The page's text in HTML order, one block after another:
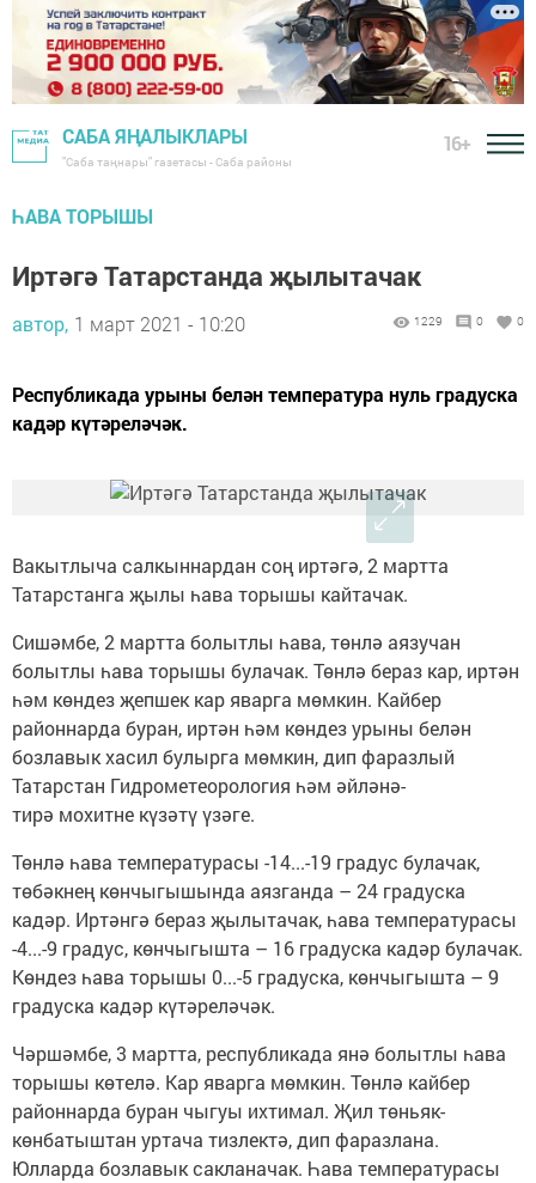
САБА ЯҢАЛЫКЛАРЫ
"Саба таңнары" газетасы - Саба районы
16+
ҺАВА ТОРЫШЫ
Иртәгә Татарстанда җылытачак
автор, 1 март 2021 - 10:20 1229 0 0
Республикада урыны белән температура нуль градуска
кадәр күтәреләчәк.
Вакытлыча салкыннардан соң иртәгә, 2 мартта
Татарстанга җылы һава торышы кайтачак.
Сишәмбе, 2 мартта болытлы һава, төнлә аязучан
болытлы һава торышы булачак. Төнлә бераз кар, иртән
һәм көндез җепшек кар яварга мөмкин. Кайбер
районнарда буран, иртән һәм көндез урыны белән
бозлавык хасил булырга мөмкин, дип фаразлый
Татарстан Гидрометеорология һәм әйләнә-
тирә мохитне күзәтү үзәге.
Төнлә һава температурасы -14...-19 градус булачак,
төбәкнең көнчыгышында аязганда – 24 градуска
кадәр. Иртәнгә бераз җылытачак, һава температурасы
-4...-9 градус, көнчыгышта – 16 градуска кадәр булачак.
Көндез һава торышы 0...-5 градуска, көнчыгышта – 9
градуска кадәр күтәреләчәк.
Чәршәмбе, 3 мартта, республикада янә болытлы һава
торышы көтелә. Кар яварга мөмкин. Төнлә кайбер
районнарда буран чыгуы ихтимал. Җил төньяк-
көнбатыштан уртача тизлектә, дип фаразлана.
Юлларда бозлавык сакланачак. Һава температурасы